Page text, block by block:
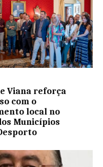
Viana reforça
com o
local no
Municípios